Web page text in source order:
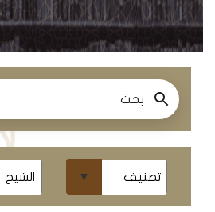
الدروس
والمحاضرات
الدروس
ومحاضرات
المباشر